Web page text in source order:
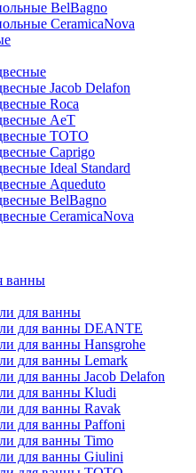
BelBagno
CeramicaNova
Jacob Delafon
Roca
AeT
TOTO
Caprigo
Ideal Standard
Aqueduto
BelBagno
CeramicaNova
ванны
для ванны
для ванны DEANTE
для ванны Hansgrohe
для ванны Lemark
для ванны Jacob Delafon
для ванны Kludi
для ванны Ravak
для ванны Paffoni
для ванны Timo
для ванны Giulini